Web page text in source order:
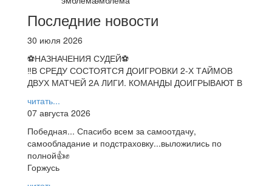
Последние новости
30 июля 2026
⚽НАЗНАЧЕНИЯ СУДЕЙ⚽
‼В СРЕДУ СОСТОЯТСЯ ДОИГРОВКИ 2-Х ТАЙМОВ
ДВУХ МАТЧЕЙ 2А ЛИГИ. КОМАНДЫ ДОИГРЫВАЮТ В
читать...
07 августа 2026
Победная... Спасибо всем за самоотдачу,
самообладание и подстраховку...выложились по
полной👍✊
Горжусь